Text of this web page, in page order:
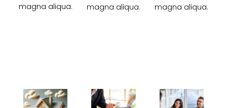
magna aliqua.​
magna aliqua.​
magna aliqua.​